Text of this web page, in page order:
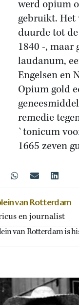
werd opium
gebruikt. Het
duurde tot
1840 -, maar
laudanum,
Engelsen en
Opium gold
remedie
`tonicum
1665 zeven
van Rotterdam
en journalist
van Rotterdam is